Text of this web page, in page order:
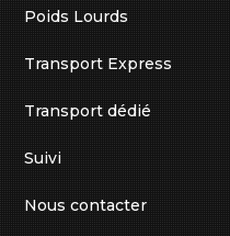
Poids Lourds
Transport Express
Transport dédié
Suivi
Nous contacter